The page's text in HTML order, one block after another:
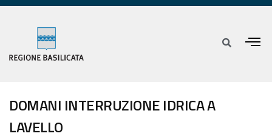
DOMANI INTERRUZIONE IDRICA A
LAVELLO